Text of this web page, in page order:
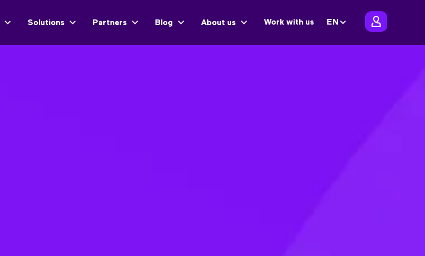
Solutions Partners Blog About us Work with us EN